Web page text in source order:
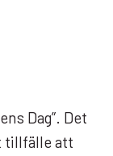
Dag”. Det
tillfälle att